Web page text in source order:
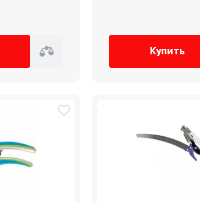
Купить